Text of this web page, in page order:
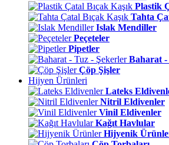
Plastik
Tahta
Islak Mendiller
Peçeteler
Pipetler
Baharat -
Çöp Şişler
Hijyen Ürünleri
Lateks
Nitril Eldivenler
Vinil Eldivenler
Kağıt Havlular
Hijyenik